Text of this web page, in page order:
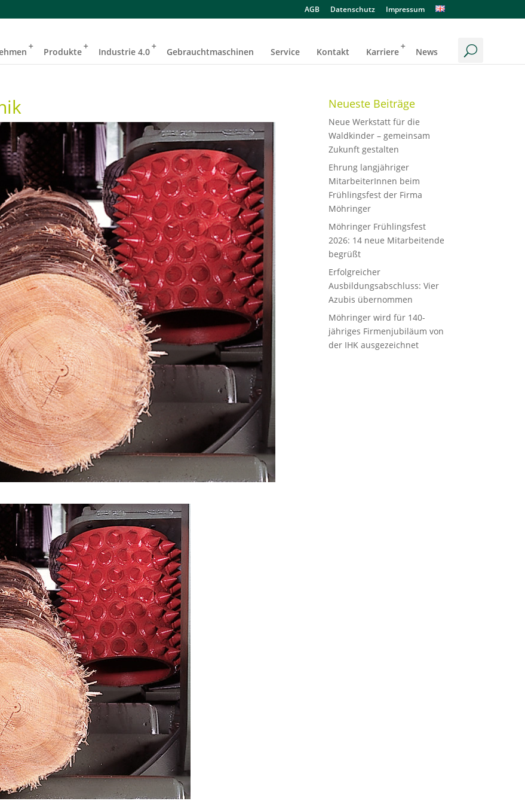
AGB Datenschutz Impressum
Produkte Industrie 4.0 Gebrauchtmaschinen Service Kontakt Karriere News
Neueste Beiträge
Neue Werkstatt für die
Waldkinder – gemeinsam
Zukunft gestalten
Ehrung langjähriger
MitarbeiterInnen beim
Frühlingsfest der Firma
Möhringer
Möhringer Frühlingsfest
2026: 14 neue Mitarbeitende
begrüßt
Erfolgreicher
Ausbildungsabschluss: Vier
Azubis übernommen
Möhringer wird für 140-
jähriges Firmenjubiläum von
der IHK ausgezeichnet